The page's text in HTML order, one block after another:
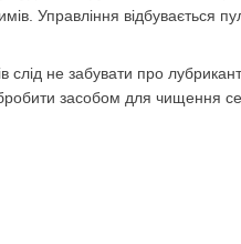
Управління відбувається
слід не забувати про
засобом для чищення